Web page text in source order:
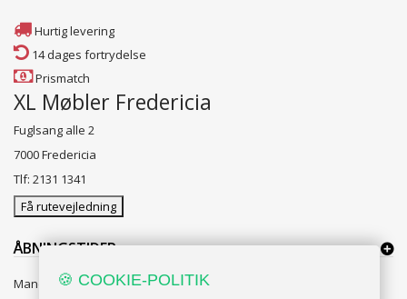
Hurtig levering
14 dages fortrydelse
Prismatch
XL Møbler Fredericia
Fuglsang alle 2
7000 Fredericia
Tlf: 2131 1341
Få rutevejledning
ÅBNINGSTIDER:
Mandag til Fredag 10:00 til 18:00
🍪 COOKIE-POLITIK